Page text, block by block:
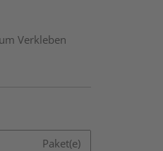
Verkleben
Paket(e)